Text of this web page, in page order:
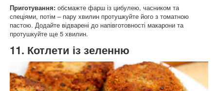
Приготування: обсмажте фарш із цибулею, часником та
спеціями, потім – пару хвилин протушкуйте його з томатною
пастою. Додайте відварені до напівготовності макарони та
протушкуйте ще 5 хвилин.
11. Котлети із зеленню